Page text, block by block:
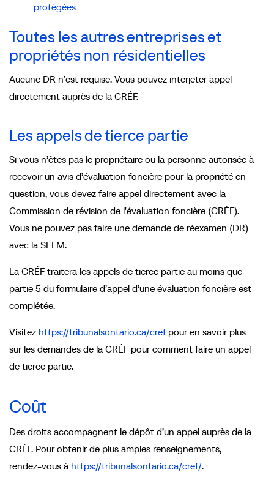
protégées
Toutes les autres entreprises et
propriétés non résidentielles
Aucune DR n’est requise. Vous pouvez interjeter appel
directement auprès de la CRÉF.
Les appels de tierce partie
Si vous n’êtes pas le propriétaire ou la personne autorisée à
recevoir un avis d’évaluation foncière pour la propriété en
question, vous devez faire appel directement avec la
Commission de révision de l'évaluation foncière (CRÉF).
Vous ne pouvez pas faire une demande de réexamen (DR)
avec la SEFM.
La CRÉF traitera les appels de tierce partie au moins que
partie 5 du formulaire d’appel d’une évaluation foncière est
complétée.
Visitez https://tribunalsontario.ca/crefpour en savoir plus
sur les demandes de la CRÉF pour comment faire un appel
de tierce partie.
Coût
Des droits accompagnent le dépôt d’un appel auprès de la
CRÉF. Pour obtenir de plus amples renseignements,
rendez-vous à https://tribunalsontario.ca/cref/.